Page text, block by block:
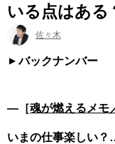
いる点はある
佐々木
バックナンバー
―［魂が燃えるメモ
いまの仕事楽しい